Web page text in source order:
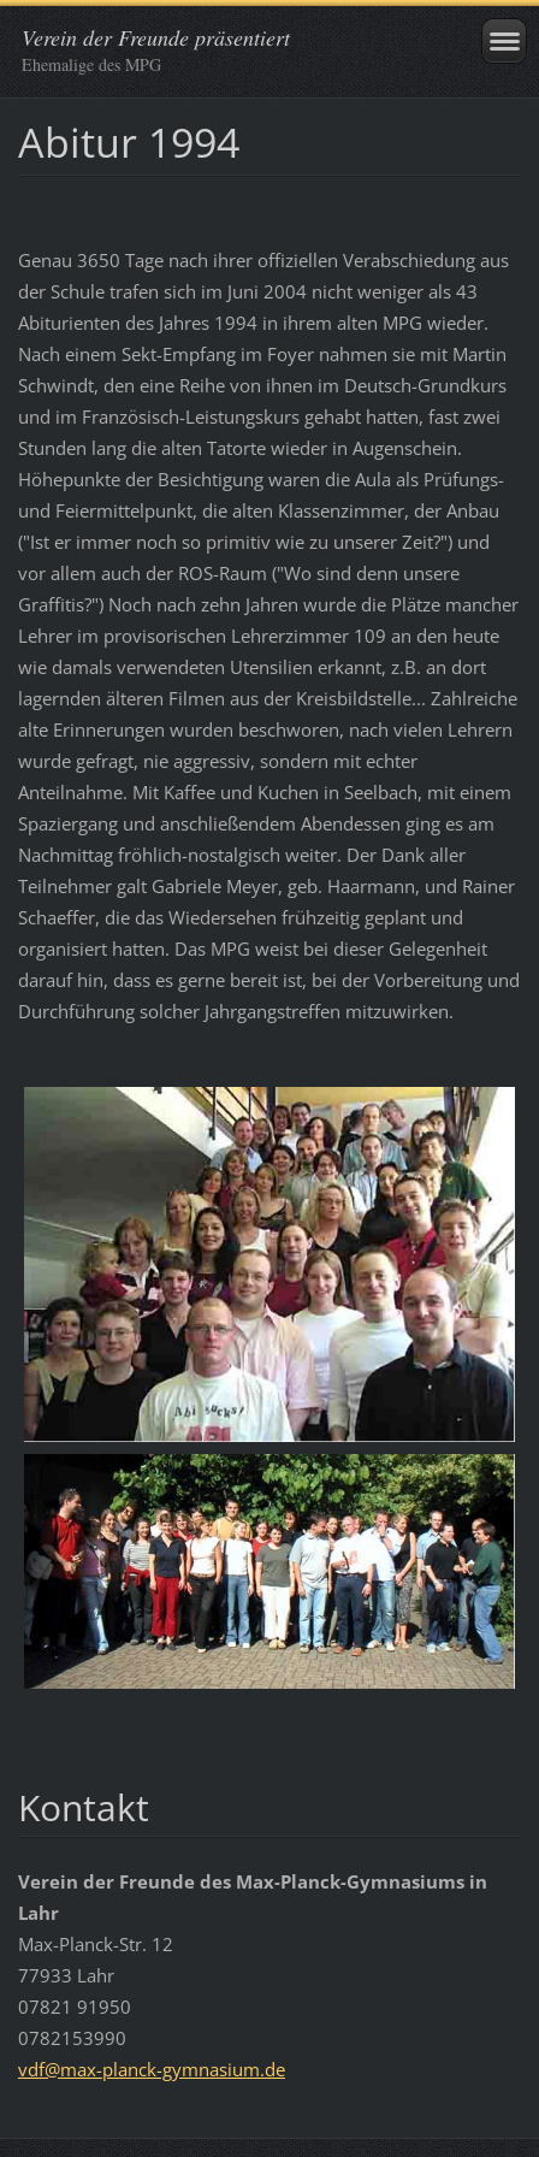
Verein der Freunde präsentiert
Ehemalige des MPG
Abitur 1994
Genau 3650 Tage nach ihrer offiziellen Verabschiedung aus
der Schule trafen sich im Juni 2004 nicht weniger als 43
Abiturienten des Jahres 1994 in ihrem alten MPG wieder.
Nach einem Sekt-Empfang im Foyer nahmen sie mit Martin
Schwindt, den eine Reihe von ihnen im Deutsch-Grundkurs
und im Französisch-Leistungskurs gehabt hatten, fast zwei
Stunden lang die alten Tatorte wieder in Augenschein.
Höhepunkte der Besichtigung waren die Aula als Prüfungs-
und Feiermittelpunkt, die alten Klassenzimmer, der Anbau
("Ist er immer noch so primitiv wie zu unserer Zeit?") und
vor allem auch der ROS-Raum ("Wo sind denn unsere
Graffitis?") Noch nach zehn Jahren wurde die Plätze mancher
Lehrer im provisorischen Lehrerzimmer 109 an den heute
wie damals verwendeten Utensilien erkannt, z.B. an dort
lagernden älteren Filmen aus der Kreisbildstelle... Zahlreiche
alte Erinnerungen wurden beschworen, nach vielen Lehrern
wurde gefragt, nie aggressiv, sondern mit echter
Anteilnahme. Mit Kaffee und Kuchen in Seelbach, mit einem
Spaziergang und anschließendem Abendessen ging es am
Nachmittag fröhlich-nostalgisch weiter. Der Dank aller
Teilnehmer galt Gabriele Meyer, geb. Haarmann, und Rainer
Schaeffer, die das Wiedersehen frühzeitig geplant und
organisiert hatten. Das MPG weist bei dieser Gelegenheit
darauf hin, dass es gerne bereit ist, bei der Vorbereitung und
Durchführung solcher Jahrgangstreffen mitzuwirken.
Kontakt
Verein der Freunde des Max-Planck-Gymnasiums in
Lahr
Max-Planck-Str. 12
77933 Lahr
07821 91950
0782153990
vdf@max-planck-gymnasium.de